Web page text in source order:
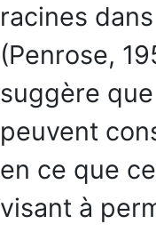
racines
(Penrose,
suggère
peuvent
en ce que
visant à